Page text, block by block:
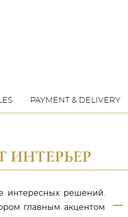
PAYMENT & DELIVERY
ИНТЕРЬЕР
интересных решений.
главным акцентом